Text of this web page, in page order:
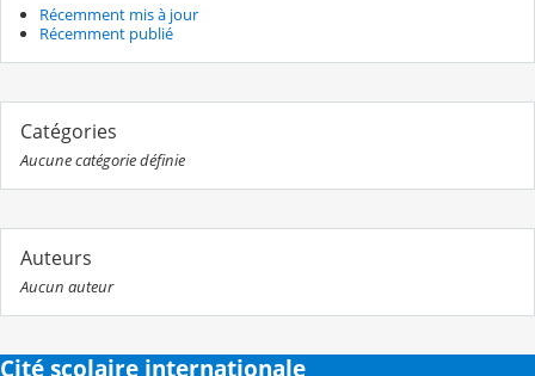
Récemment mis à jour
Récemment publié
Catégories
Aucune catégorie définie
Auteurs
Aucun auteur
Cité scolaire internationale